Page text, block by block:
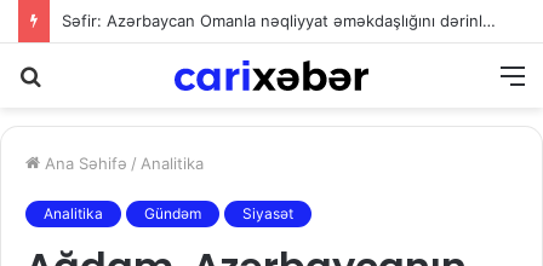
Ali Məhkəmədən müəllif hüquqları ilə bağlı mühüm qərar: İdxalçılar qonorar ödəməkdən yayına bilməyəcək
Ana Səhifə / Analitika
Analitika Gündəm Siyasət